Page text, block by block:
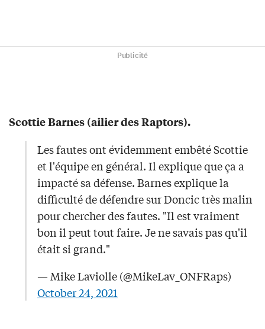
Publicité
Scottie Barnes (ailier des Raptors).
Les fautes ont évidemment embêté Scottie
et l'équipe en général. Il explique que ça a
impacté sa défense. Barnes explique la
difficulté de défendre sur Doncic très malin
pour chercher des fautes. "Il est vraiment
bon il peut tout faire. Je ne savais pas qu'il
était si grand."
— Mike Laviolle (@MikeLav_ONFRaps)
October 24, 2021